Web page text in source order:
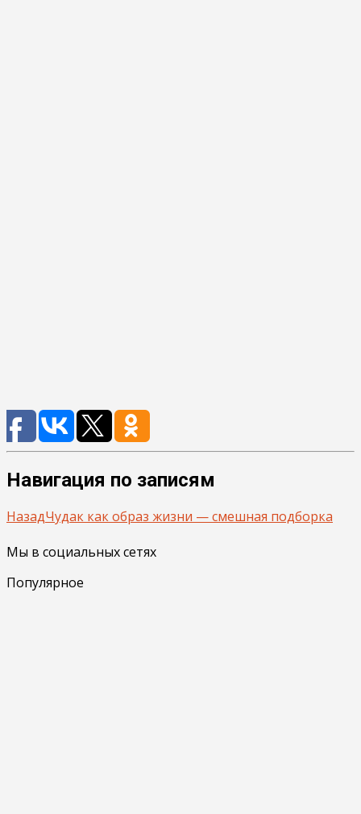
Навигация по записям
НазадЧудак как образ жизни — смешная подборка
Мы в социальных сетях
Популярное